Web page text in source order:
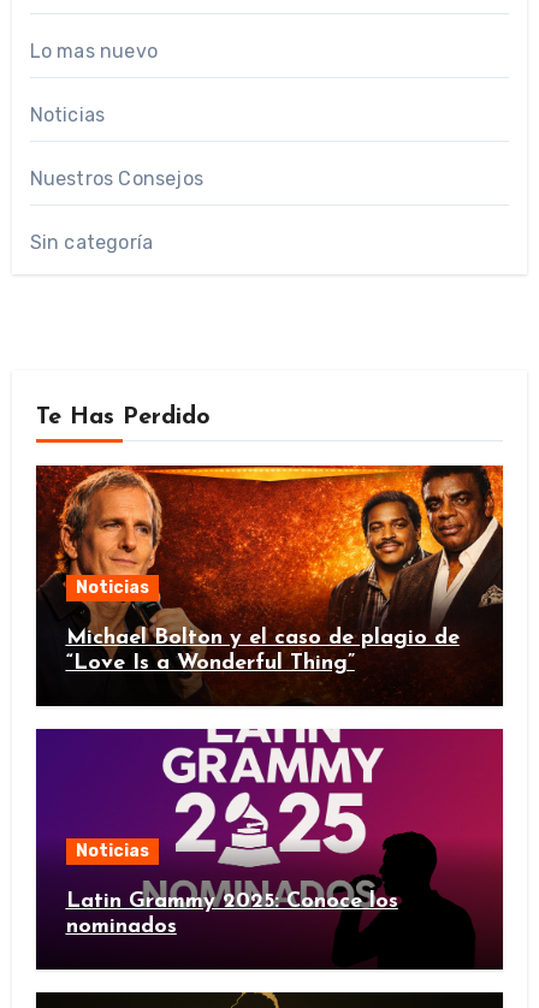
Lo mas nuevo
Noticias
Nuestros Consejos
Sin categoría
Te Has Perdido
Noticias
Michael Bolton y el caso de plagio de
“Love Is a Wonderful Thing”
Noticias
Latin Grammy 2025: Conoce los
nominados